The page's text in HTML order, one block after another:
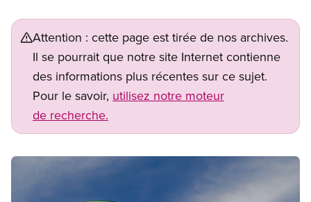
Attention : cette page est tirée de nos archives.
Il se pourrait que notre site Internet contienne
des informations plus récentes sur ce sujet.
Pour le savoir, utilisez notre moteur
de recherche.
Image